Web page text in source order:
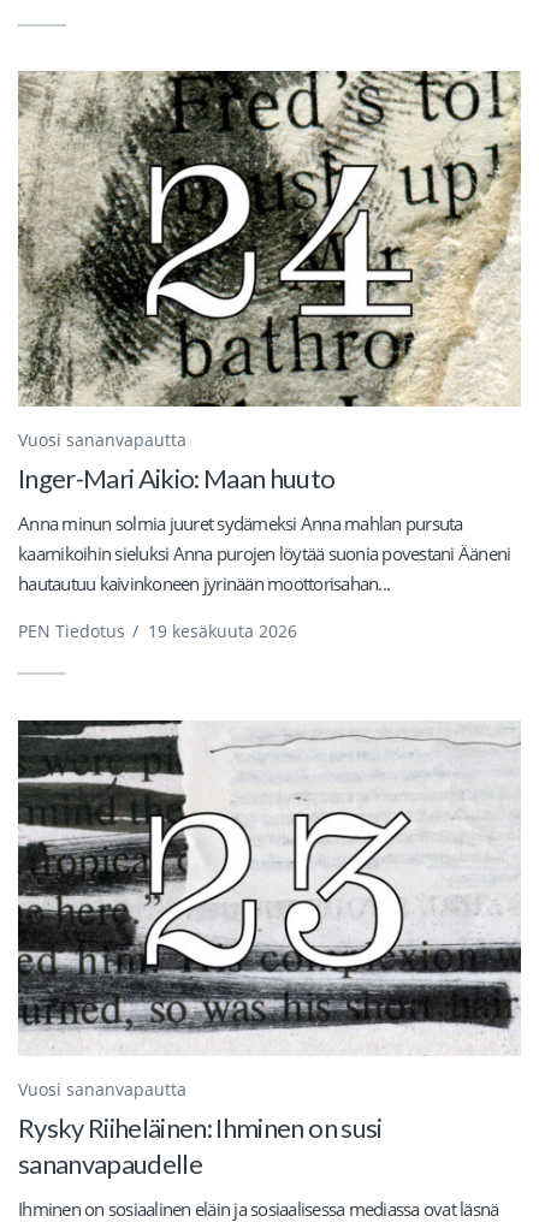
Vuosi sananvapautta
Inger-Mari Aikio: Maan huuto
Anna minun solmia juuret sydämeksi Anna mahlan pursuta
kaarnikoihin sieluksi Anna purojen löytää suonia povestani Ääneni
hautautuu kaivinkoneen jyrinään moottorisahan...
PEN Tiedotus / 19 kesäkuuta 2026
Vuosi sananvapautta
Rysky Riiheläinen: Ihminen on susi
sananvapaudelle
Ihminen on sosiaalinen eläin ja sosiaalisessa mediassa ovat läsnä